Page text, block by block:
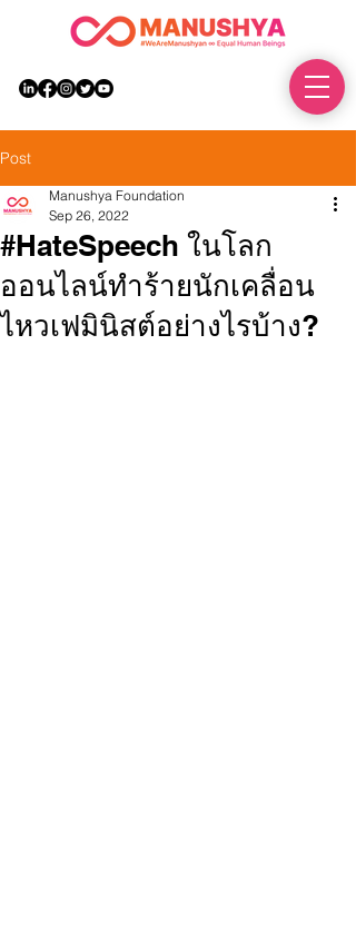
Post
#HateSpeech ในโลก
ออนไลน์ทำร้ายนักเคลื่อน
ไหวเฟมินิสต์อย่างไรบ้าง?
Manushya Foundation
Sep 26, 2022